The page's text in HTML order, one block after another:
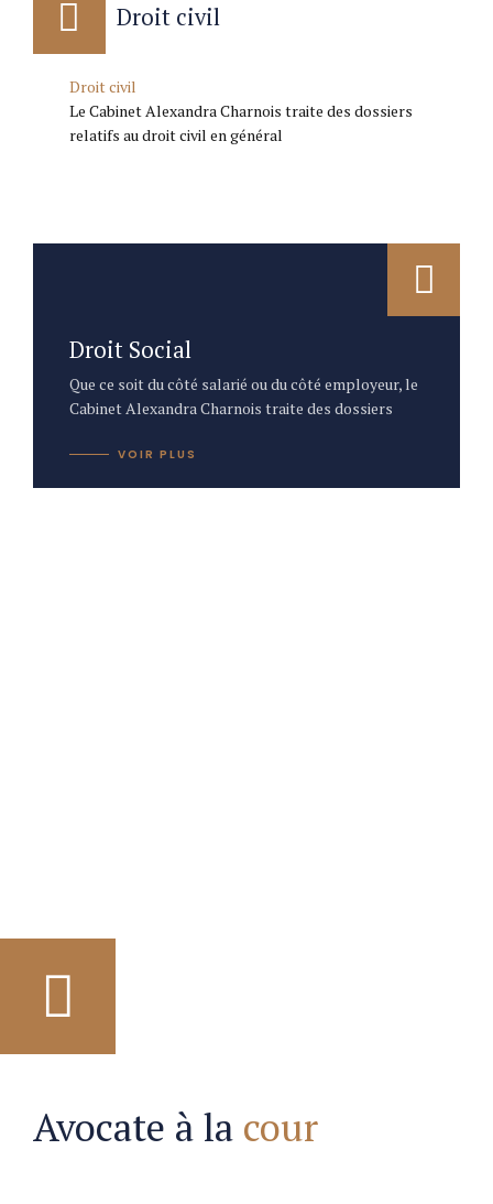
Droit civil
Droit civil
Le Cabinet Alexandra Charnois traite des dossiers
relatifs au droit civil en général
Droit Social
Que ce soit du côté salarié ou du côté employeur, le
Cabinet Alexandra Charnois traite des dossiers
VOIR PLUS
Avocate à la cour